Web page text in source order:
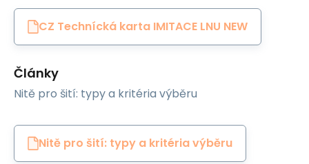
CZ Technícká karta IMITACE LNU NEW
Články
Nitě pro šití: typy a kritéria výběru
Nitě pro šití: typy a kritéria výběru